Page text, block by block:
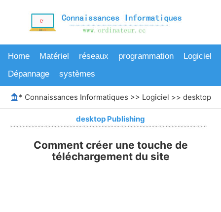
Home Matériel réseaux programmation
Logiciel
Dépannage
systèmes
* Connaissances Informatiques >> Logiciel >> desktop
desktop Publishing
Comment créer une touche de
téléchargement du site